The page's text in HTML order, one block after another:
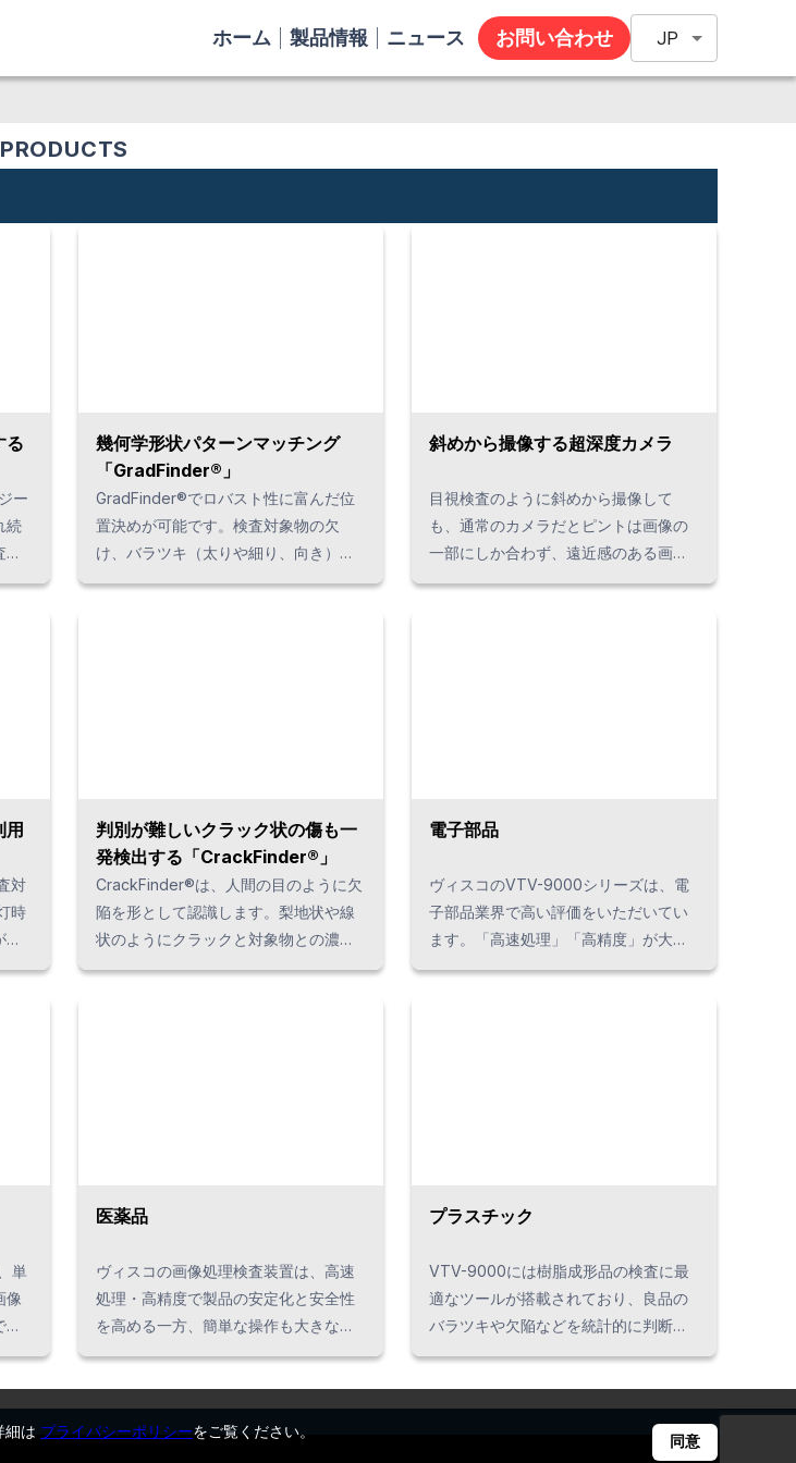
ホーム 製品情報 ニュース お問い合わせ JP
PRODUCTS
る
ー
続
録
幾何学形状パターンマッチング
「GradFinder®」
GradFinder®でロバスト性に富んだ位
置決めが可能です。検査対象物の欠
け、バラツキ（太りや細り、向き）、
ぼけやノイズの影響、明るさの変化や
斜めから撮像する超深度カメラ
目視検査のように斜めから撮像して
も、通常のカメラだとピントは画像の
一部にしか合わず、遠近感のある画像
となってしまい、検査に適しません。
要
出
に
判別が難しいクラック状の傷も一
発検出する「CrackFinder®️」
CrackFinder®️は、人間の目のように欠
陥を形として認識します。梨地状や線
状のようにクラックと対象物との濃淡
差が明瞭でなくても、人間の目視のよ
電子部品
ヴィスコのVTV-9000シリーズは、電
子部品業界で高い評価をいただいてい
ます。「高速処理」「高精度」が大き
な特長です。ヴィスコでは、電子部品
単
像
で
位
ッ
医薬品
ヴィスコの画像処理検査装置は、高速
処理・高精度で製品の安定化と安全性
を高める一方、簡単な操作も大きな特
長です。「画像処理検査を導入したい
らない。」「装置単体でなく、まとま
ったシステムとして導入したい。」等
プラスチック
VTV-9000には樹脂成形品の検査に最
適なツールが搭載されており、良品の
バラツキや欠陥などを統計的に判断で
きます。 高速・高精度な検査で厳しい
工数がかかっていた設定作業の短縮化
や、複雑だった機構の簡素化などを実
細は プライバシーポリシーをご覧ください。
同意